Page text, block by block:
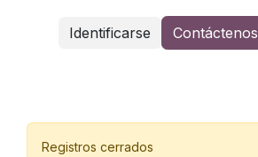
Identificarse Contáctenos
Registros cerrados